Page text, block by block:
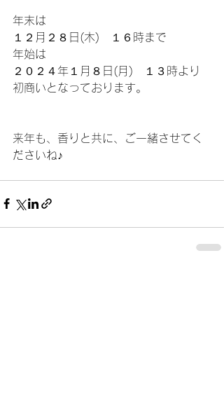
年末は
１２月２８日(木)　１６時まで
年始は
２０２４年１月８日(月)　１３時より
初商いとなっております。
来年も、香りと共に、ご一緒させてく
ださいね♪